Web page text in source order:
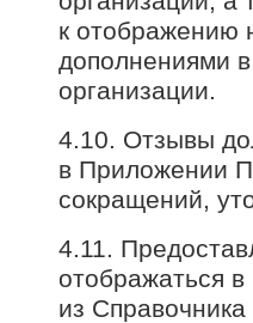
к отображению
дополнениями
организации.
4.10. Отзывы
в Приложении
сокращений,
4.11.
отображаться
из